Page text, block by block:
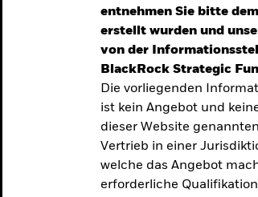
TRENDS & IDEEN
entnehmen Sie bitte
erstellt wurden und
von der
BlackRock Strategic
Die vorliegenden
ist kein Angebot und
dieser Website
Vertrieb in einer
welche das Angebot
erforderliche